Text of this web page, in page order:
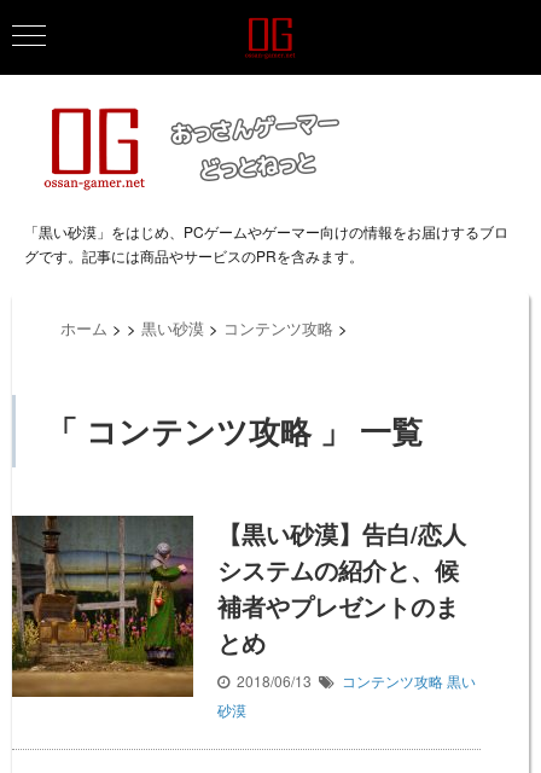
「黒い砂漠」をはじめ、PCゲームやゲーマー向けの情報をお届けするブロ
グです。記事には商品やサービスのPRを含みます。
ホーム > > 黒い砂漠 > コンテンツ攻略 >
「 コンテンツ攻略 」 一覧
【黒い砂漠】告白/恋人
システムの紹介と、候
補者やプレゼントのま
とめ
2018/06/13 コンテンツ攻略黒い
砂漠